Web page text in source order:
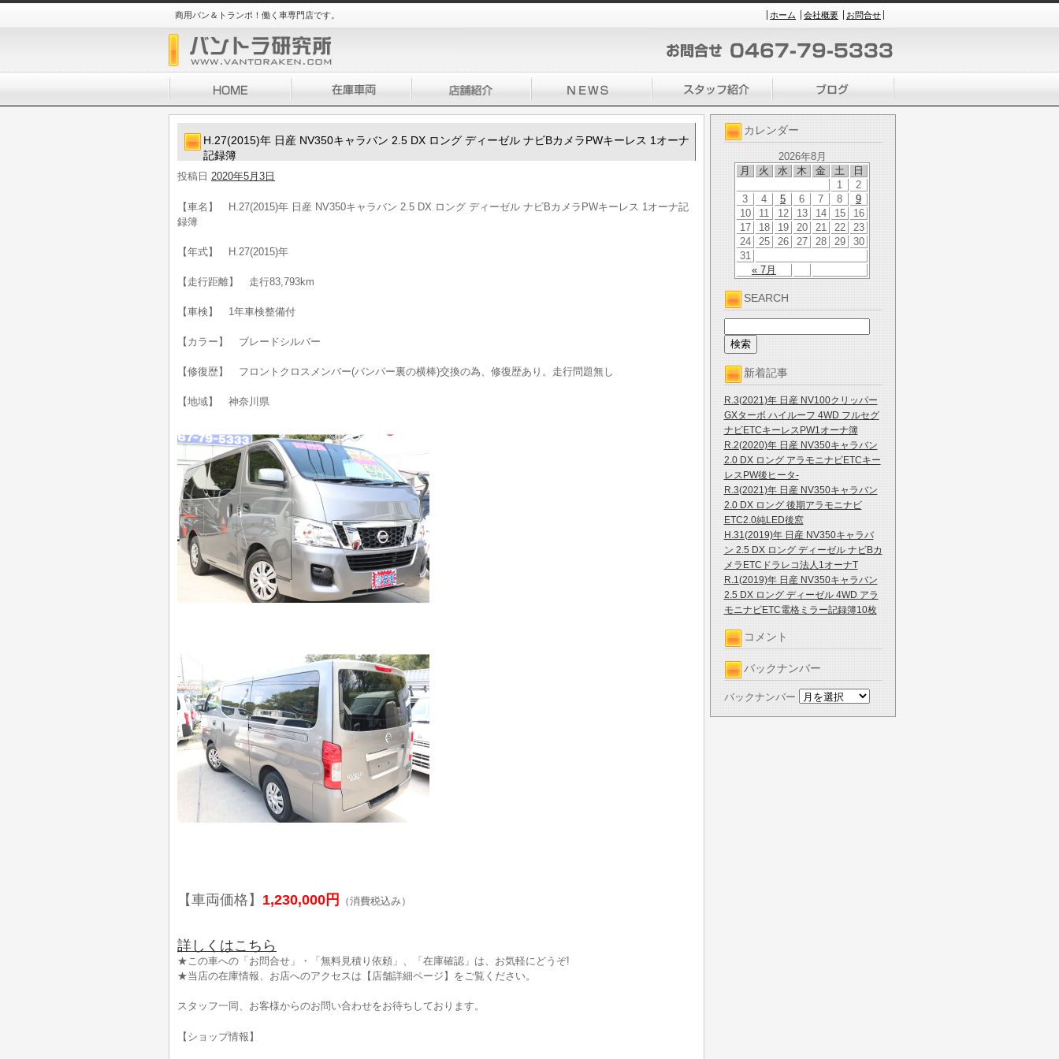
商用バン＆トランポ！働く車専門店です。 ホーム 会社概要 お問合せ
カレンダー
2026年8月
月
火 水 木 金 土 日
« 7月
1
2
3
4 5 6 7 8
9
10
11 12 13 14 15
16
17
18 19 20 21 22
23
24
25 26 27 28 29
30
31
SEARCH
新着記事
R.3(2021)年 日産 NV100クリッパー
GXターボ ハイルーフ 4WD フルセグ
ナビETCキーレスPW1オーナ簿
R.2(2020)年 日産 NV350キャラバン
2.0 DX ロング アラモニナビETCキー
レスPW後ヒータ-
R.3(2021)年 日産 NV350キャラバン
2.0 DX ロング 後期アラモニナビ
ETC2.0純LED後窓
H.31(2019)年 日産 NV350キャラバ
ン 2.5 DX ロング ディーゼル ナビBカ
メラETCドラレコ法人1オーナT
R.1(2019)年 日産 NV350キャラバン
2.5 DX ロング ディーゼル 4WD アラ
モニナビETC電格ミラー記録簿10枚
コメント
バックナンバー
バックナンバー
H.27(2015)年 日産 NV350キャラバン 2.5 DX ロング ディーゼル ナビBカメラPWキーレス 1オーナ
記録簿
投稿日 2020年5月3日
【車名】 H.27(2015)年 日産 NV350キャラバン 2.5 DX ロング ディーゼル ナビBカメラPWキーレス 1オーナ記
録簿
【年式】 H.27(2015)年
【走行距離】 走行83,793km
【車検】 1年車検整備付
【カラー】 ブレードシルバー
【修復歴】 フロントクロスメンバー(バンパー裏の横棒)交換の為、修復歴あり。走行問題無し
【地域】 神奈川県
【車両価格】 1,230,000円 （消費税込み）
詳しくはこちら
★この車への「お問合せ」・「無料見積り依頼」、「在庫確認」は、お気軽にどうぞ!
★当店の在庫情報、お店へのアクセスは【店舗詳細ページ】をご覧ください。
スタッフ一同、お客様からのお問い合わせをお待ちしております。
【ショップ情報】